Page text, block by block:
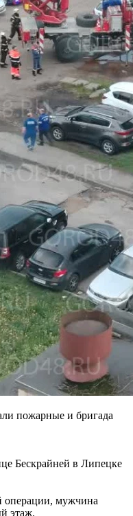
пожарные и бригада
Бескрайней в Липецке
операции, мужчина
этаж.